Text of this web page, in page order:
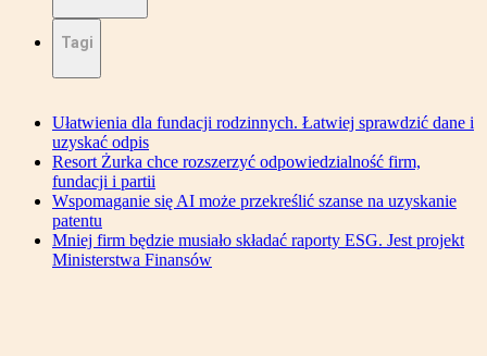
Tagi
Ułatwienia dla fundacji rodzinnych. Łatwiej sprawdzić dane i
uzyskać odpis
Resort Żurka chce rozszerzyć odpowiedzialność firm,
fundacji i partii
Wspomaganie się AI może przekreślić szanse na uzyskanie
patentu
Mniej firm będzie musiało składać raporty ESG. Jest projekt
Ministerstwa Finansów